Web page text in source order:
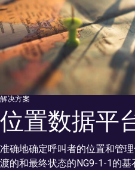
解决方案
位置数据平
准确地确定呼叫者的位置和管
渡的和最终状态的NG9-1-1的基